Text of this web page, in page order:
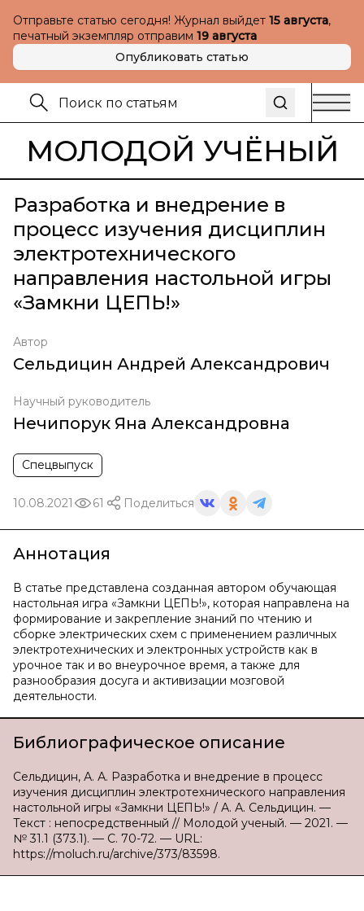
Отправьте статью сегодня! Журнал выйдет 15 августа,
печатный экземпляр отправим 19 августа
Опубликовать статью
МОЛОДОЙ УЧЁНЫЙ
Разработка и внедрение в
процесс изучения дисциплин
электротехнического
направления настольной игры
«Замкни ЦЕПЬ!»
Автор
Сельдицин Андрей Александрович
Научный руководитель
Нечипорук Яна Александровна
Спецвыпуск
10.08.2021 61 Поделиться
Аннотация
В статье представлена созданная автором обучающая
настольная игра «Замкни ЦЕПЬ!», которая направлена на
формирование и закрепление знаний по чтению и
сборке электрических схем с применением различных
электротехнических и электронных устройств как в
урочное так и во внеурочное время, а также для
разнообразия досуга и активизации мозговой
деятельности.
Библиографическое описание
Сельдицин, А. А. Разработка и внедрение в процесс
изучения дисциплин электротехнического направления
настольной игры «Замкни ЦЕПЬ!» / А. А. Сельдицин. —
Текст : непосредственный // Молодой ученый. — 2021. —
№ 31.1 (373.1). — С. 70-72. — URL:
https://moluch.ru/archive/373/83598.